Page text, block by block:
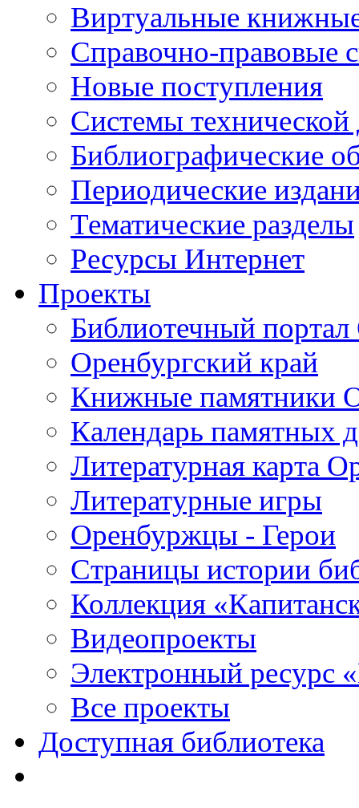
Виртуальные
Справочно-правовые
Новые поступления
Cистемы
Библиографические
Периодические
Тематические разделы
Ресурсы Интернет
Проекты
Библиотечный портал
Оренбургский край
Книжные памятники
Календарь памятных
Литературная карта
Литературные игры
Оренбуржцы - Герои
Страницы истории
Коллекция
Видеопроекты
Электронный ресурс
Все проекты
Доступная библиотека